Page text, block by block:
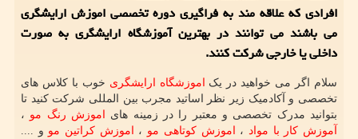
افرادی كه علاقه مند به فراگیری دوره تخصصی اموزش ارایشگری
می باشند می توانند در بهترین آموزشگاه ارایشگری به صورت
داخلی یا خارجی شركت كنند.
سلام اگر می خواهید در یک اموزشگاه ارایشگری خوب با کلاس های
تخصصی و آکادمیک زیر نظر اساتید مجرب بین المللی شرکت کنید تا
بتوانید مدرک تخصصی و معتبر را در زمینه های اموزش رنگ مو ،
آموزش کار با مواد ، اموزش کوتاهی مو ، اموزش کراتین مو و ....